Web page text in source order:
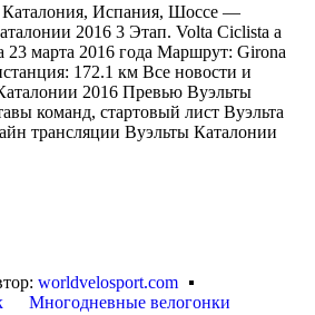
Каталония, Испания, Шоссе —
2016 3 Этап. Volta Ciclista a
23 марта 2016 года Маршрут: Girona
172.1 км Все новости и
2016 Превью Вуэльты
команд, стартовый лист Вуэльта
трансляции Вуэльты Каталонии
worldvelosport.com
Многодневные велогонки